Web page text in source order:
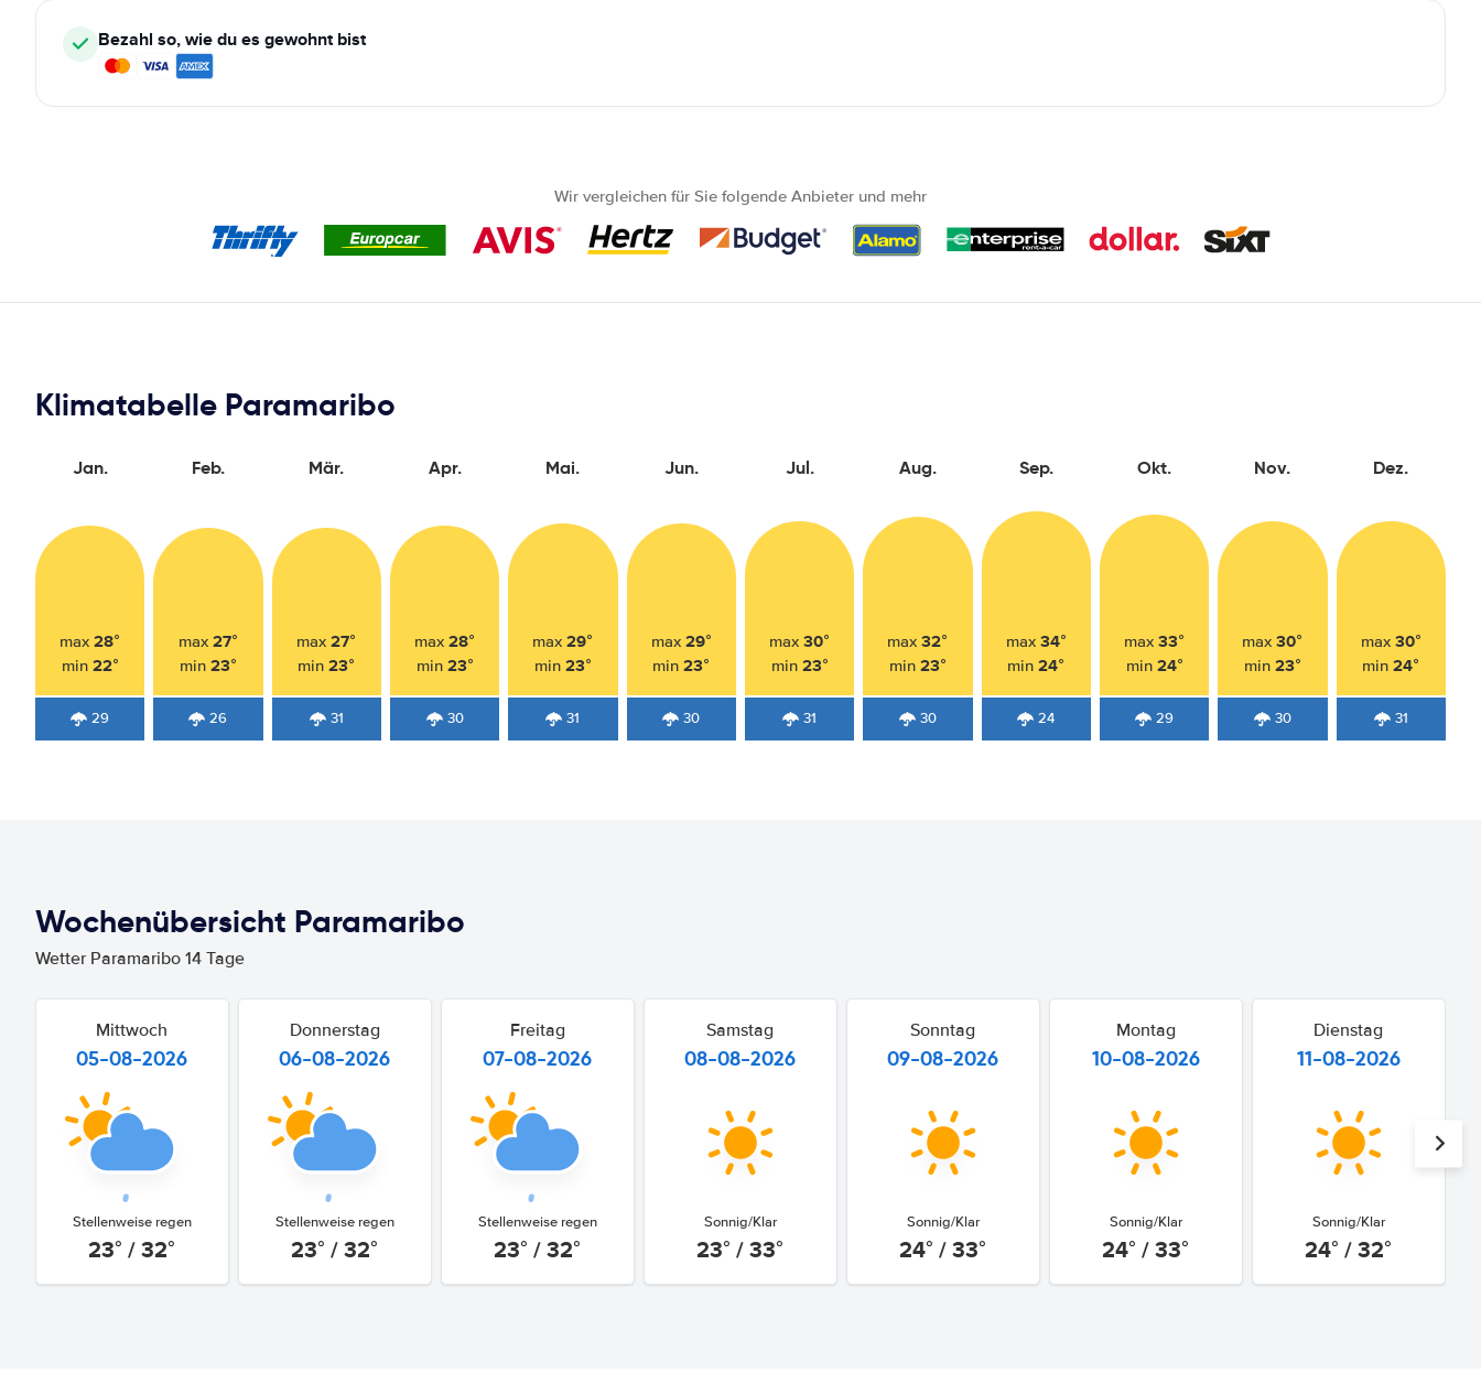
Bezahl so, wie du es gewohnt bist
Wir vergleichen für Sie folgende Anbieter und mehr
Klimatabelle Paramaribo
Jan.
max28°
min 22°
29
Feb.
max 27°
min 23°
26
Mär.
max27°
min23°
31
Apr.
max28°
min 23°
30
Mai.
max29°
min 23°
31
Jun.
max 29°
min23°
30
Jul.
max30°
min 23°
31
Aug.
max32°
min 23°
30
Sep.
max 34°
min24°
24
Okt.
max33°
min 24°
29
Nov.
max30°
min 23°
30
Dez.
max 30°
min24°
31
Wochenübersicht Paramaribo
Wetter Paramaribo 14 Tage
Mittwoch
05-08-2026
Stellenweise regen
23° / 32°
Donnerstag
06-08-2026
Stellenweise regen
23° / 32°
Freitag
07-08-2026
Stellenweise regen
23° / 32°
Samstag
08-08-2026
Sonnig/Klar
23° / 33°
Sonntag
09-08-2026
Sonnig/Klar
24° / 33°
Montag
10-08-2026
Sonnig/Klar
24° / 33°
Dienstag
11-08-2026
Sonnig/Klar
24° / 32°